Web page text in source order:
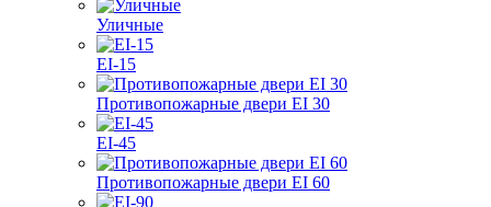
Уличные
EI-15
Противопожарные двери EI 30
EI-45
Противопожарные двери EI 60